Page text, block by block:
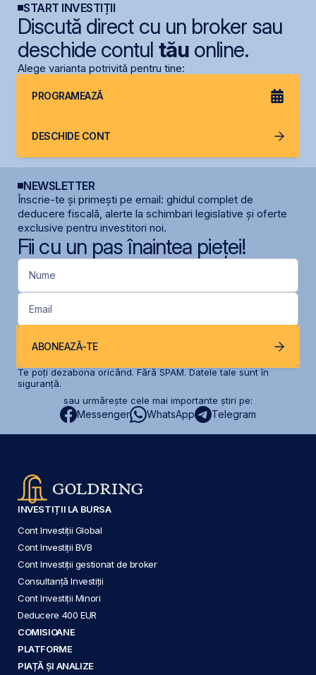
START INVESTIȚII
Discută direct cu un broker sau
deschide contul tăuonline.
Alege varianta potrivită pentru tine:
PROGRAMEAZĂ
DESCHIDE CONT
NEWSLETTER
Înscrie-te și primești pe email: ghidul complet de
deducere fiscală, alerte la schimbari legislative și oferte
exclusive pentru investitori noi.
Fii cu un pas înaintea pieței!
Nume
Email
ABONEAZĂ-TE
Te poți dezabona oricând. Fără SPAM. Datele tale sunt în
siguranță.
sau urmărește cele mai importante știri pe:
Messenger WhatsApp Telegram
INVESTIȚII LA BURSA
Cont Investiții Global
Cont Investiții BVB
Cont Investiții gestionat de broker
Consultanță Investiții
Cont Investiții Minori
Deducere 400 EUR
COMISIOANE
PLATFORME
PIAȚĂ ȘI ANALIZE